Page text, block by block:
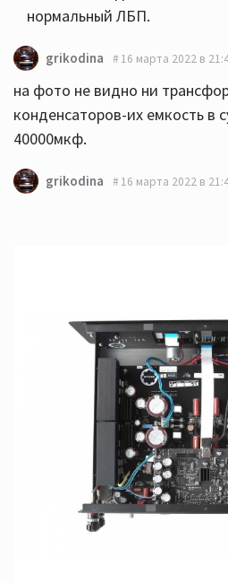
нормальный ЛБП.
grikodina 16 марта 2022 в
на фото не видно ни
конденсаторов-их емкость в
40000мкф.
grikodina 16 марта 2022 в